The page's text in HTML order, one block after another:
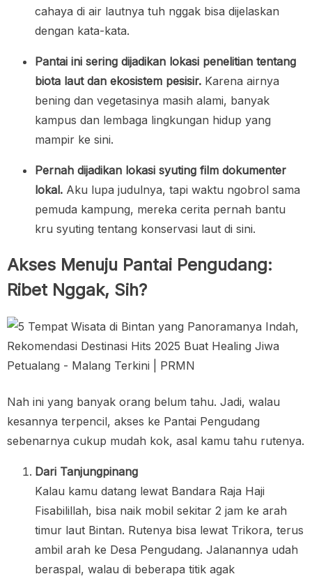
cahaya di air lautnya tuh nggak bisa dijelaskan
dengan kata-kata.
Pantai ini sering dijadikan lokasi penelitian tentang
biota laut dan ekosistem pesisir. Karena airnya
bening dan vegetasinya masih alami, banyak
kampus dan lembaga lingkungan hidup yang
mampir ke sini.
Pernah dijadikan lokasi syuting film dokumenter
lokal. Aku lupa judulnya, tapi waktu ngobrol sama
pemuda kampung, mereka cerita pernah bantu
kru syuting tentang konservasi laut di sini.
Akses Menuju Pantai Pengudang:
Ribet Nggak, Sih?
Nah ini yang banyak orang belum tahu. Jadi, walau
kesannya terpencil, akses ke Pantai Pengudang
sebenarnya cukup mudah kok, asal kamu tahu rutenya.
Dari Tanjungpinang
Kalau kamu datang lewat Bandara Raja Haji
Fisabilillah, bisa naik mobil sekitar 2 jam ke arah
timur laut Bintan. Rutenya bisa lewat Trikora, terus
ambil arah ke Desa Pengudang. Jalanannya udah
beraspal, walau di beberapa titik agak